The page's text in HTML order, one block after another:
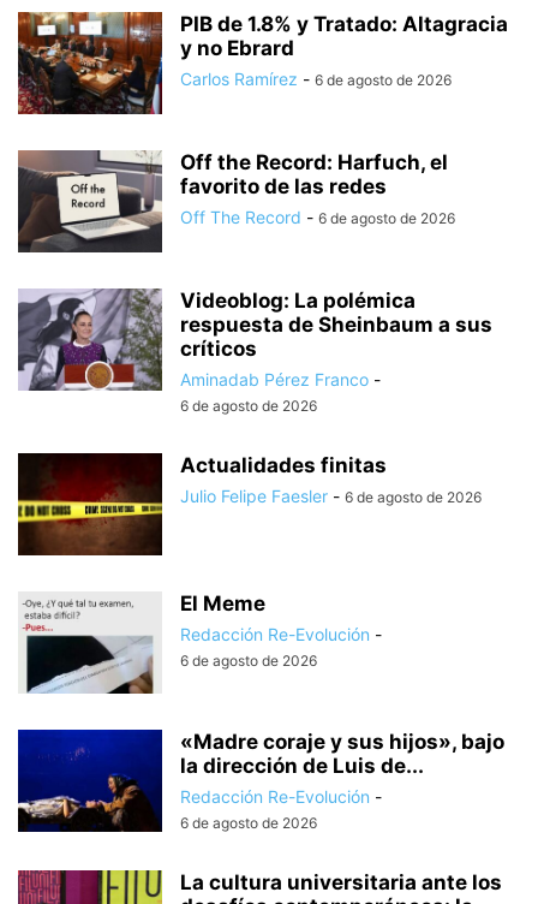
PIB de 1.8% y Tratado: Altagracia
y no Ebrard
Carlos Ramírez - 6 de agosto de 2026
Off the Record: Harfuch, el
favorito de las redes
Off The Record - 6 de agosto de 2026
Videoblog: La polémica
respuesta de Sheinbaum a sus
críticos
Aminadab Pérez Franco -
6 de agosto de 2026
Actualidades finitas
Julio Felipe Faesler - 6 de agosto de 2026
El Meme
Redacción Re-Evolución -
6 de agosto de 2026
«Madre coraje y sus hijos», bajo
la dirección de Luis de...
Redacción Re-Evolución -
6 de agosto de 2026
La cultura universitaria ante los